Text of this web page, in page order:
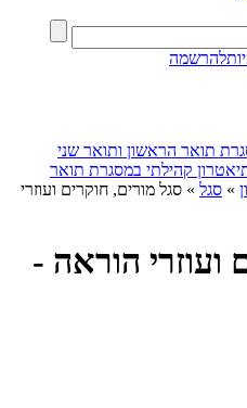
להרשמה
תואר הראשון ותואר שני
קהילתי במסגרת תואר
» סגל » סגל מורים, חוקרים ועוזרי
ועוזרי הוראה -